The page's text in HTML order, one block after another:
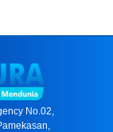
No.02,